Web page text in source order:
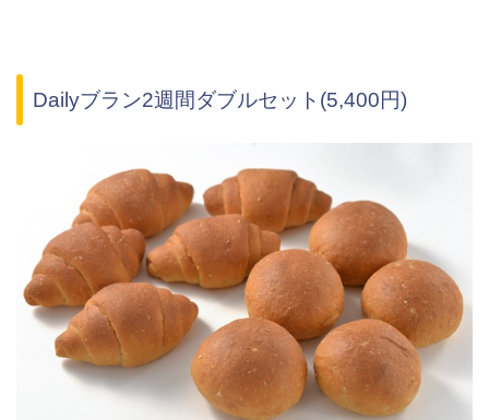
Dailyブラン2週間ダブルセット(5,400円)